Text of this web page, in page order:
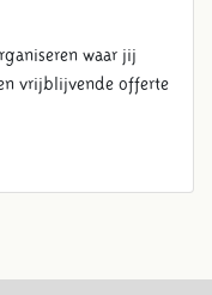
waar jij
vrijblijvende offerte